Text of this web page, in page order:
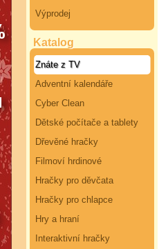
Výprodej
Katalog
Znáte z TV
Adventní kalendáře
Cyber Clean
Dětské počítače a tablety
Dřevěné hračky
Filmoví hrdinové
Hračky pro děvčata
Hračky pro chlapce
Hry a hraní
Interaktivní hračky